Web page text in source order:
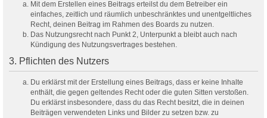
Mit dem Erstellen eines Beitrags erteilst du dem Betreiber ein
einfaches, zeitlich und räumlich unbeschränktes und unentgeltliches
Recht, deinen Beitrag im Rahmen des Boards zu nutzen.
Das Nutzungsrecht nach Punkt 2, Unterpunkt a bleibt auch nach
Kündigung des Nutzungsvertrages bestehen.
3. Pflichten des Nutzers
Du erklärst mit der Erstellung eines Beitrags, dass er keine Inhalte
enthält, die gegen geltendes Recht oder die guten Sitten verstoßen.
Du erklärst insbesondere, dass du das Recht besitzt, die in deinen
Beiträgen verwendeten Links und Bilder zu setzen bzw. zu